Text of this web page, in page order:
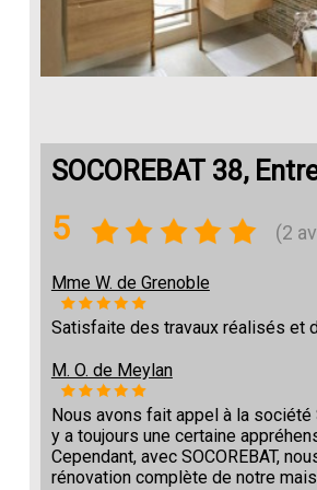
SOCOREBAT 38,
5 (2
Mme W. de Grenoble
Satisfaite des travaux réalisés et
M. O. de Meylan
Nous avons fait appel à la société
y a toujours une certaine
Cependant, avec SOCOREBAT,
rénovation complète de notre